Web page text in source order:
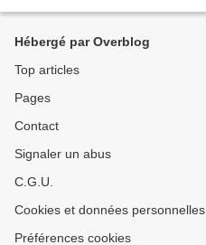
Hébergé par Overblog
Top articles
Pages
Contact
Signaler un abus
C.G.U.
Cookies et données personnelles
Préférences cookies